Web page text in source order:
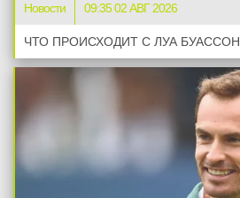
Новости 09:35 02 АВГ 2026
ЧТО ПРОИСХОДИТ С ЛУА